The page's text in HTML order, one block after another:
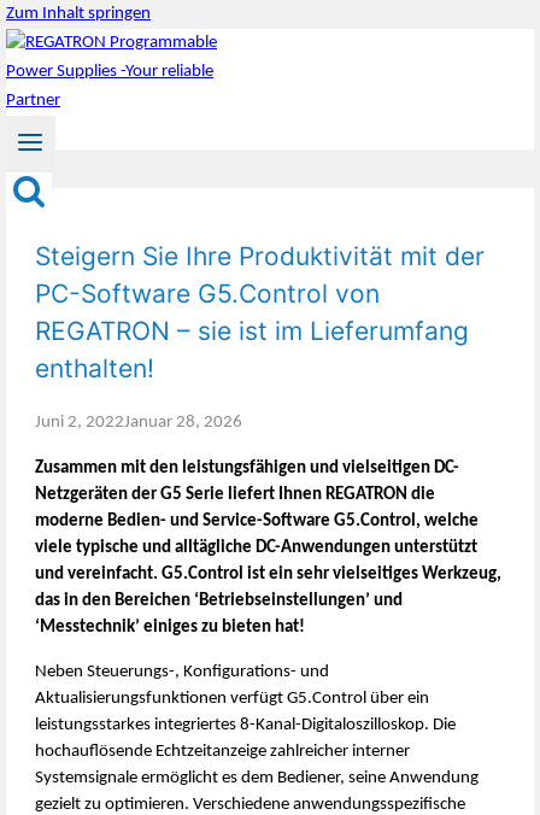
Zum Inhalt springen
Steigern Sie Ihre Produktivität mit der
PC-Software G5.Control von
REGATRON – sie ist im Lieferumfang
enthalten!
Juni 2, 2022Januar 28, 2026
Zusammen mit den leistungsfähigen und vielseitigen DC-
Netzgeräten der G5 Serie liefert Ihnen REGATRON die
moderne Bedien- und Service-Software G5.Control, welche
viele typische und alltägliche DC-Anwendungen unterstützt
und vereinfacht. G5.Control ist ein sehr vielseitiges Werkzeug,
das in den Bereichen ‘Betriebseinstellungen’ und
‘Messtechnik’ einiges zu bieten hat!
Neben Steuerungs-, Konfigurations- und
Aktualisierungsfunktionen verfügt G5.Control über ein
leistungsstarkes integriertes 8-Kanal-Digitaloszilloskop. Die
hochauflösende Echtzeitanzeige zahlreicher interner
Systemsignale ermöglicht es dem Bediener, seine Anwendung
gezielt zu optimieren. Verschiedene anwendungsspezifische